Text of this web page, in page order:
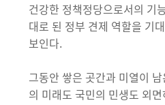
건강한 정책정당으로서의 기
대로 된 정부 견제 역할을 기
보인다.
그동안 쌓은 곳간과 미열이
의 미래도 국민의 민생도 외